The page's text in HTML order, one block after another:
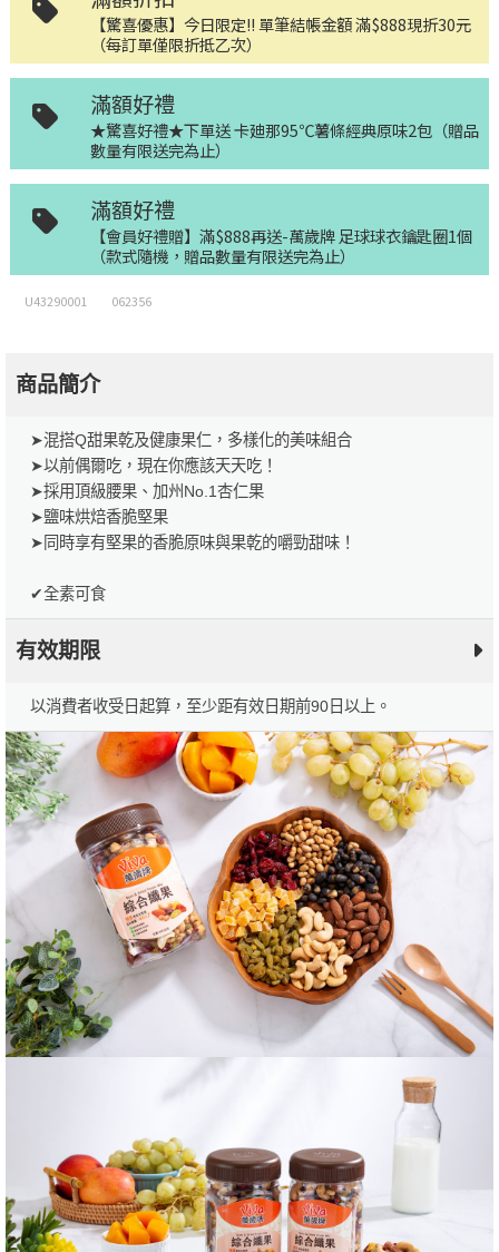
【驚喜優惠】今日限定!! 單筆結帳金額 滿$888現折30元
（每訂單僅限折抵乙次）
滿額好禮
★驚喜好禮★下單送 卡廸那95℃薯條經典原味2包（贈品
數量有限送完為止）
滿額好禮
【會員好禮贈】滿$888再送-萬歲牌 足球球衣鑰匙圈1個
（款式隨機，贈品數量有限送完為止）
U43290001 062356
商品簡介
➤混搭Q甜果乾及健康果仁，多樣化的美味組合
➤以前偶爾吃，現在你應該天天吃！
➤採用頂級腰果、加州No.1杏仁果
➤鹽味烘焙香脆堅果
➤同時享有堅果的香脆原味與果乾的嚼勁甜味！
✔全素可食
有效期限
以消費者收受日起算，至少距有效日期前90日以上。